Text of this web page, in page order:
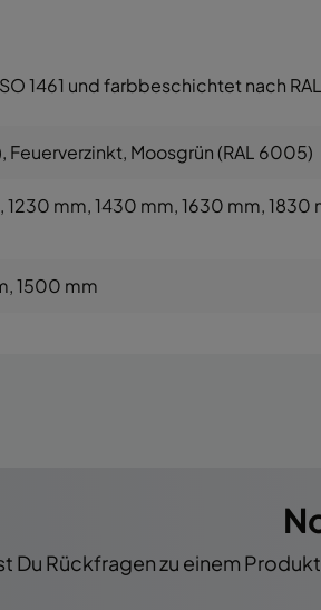
1461 und farbbeschichtet nach
, Feuerverzinkt, Moosgrün (RAL 6005)
, 1230 mm, 1430 mm, 1630 mm, 1830
, 1500 mm
Du Rückfragen zu einem